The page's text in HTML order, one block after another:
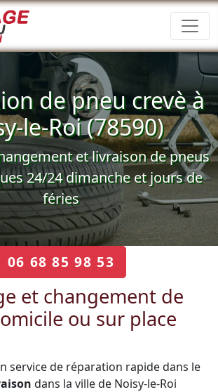
de pneu crevè à
le-Roi (78590)
et livraison de pneus
24/24 dimanche et jours de
féries
06 68 85 98 53
et changement de
ou sur place
service de réparation rapide dans le
dans la ville de Noisy-le-Roi